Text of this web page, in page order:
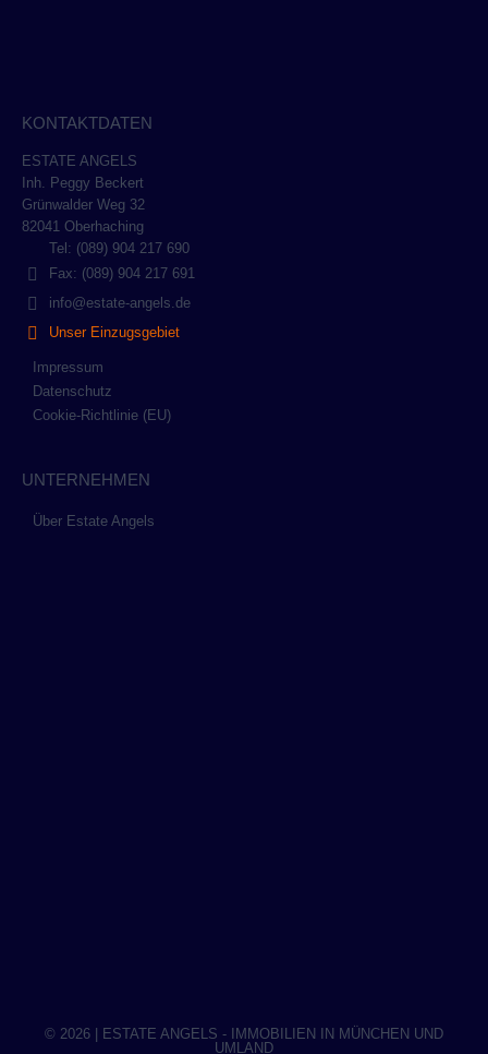
KONTAKTDATEN
ESTATE ANGELS
Inh. Peggy Beckert
Grünwalder Weg 32
82041 Oberhaching
Tel: (089) 904 217 690
Fax: (089) 904 217 691
info@estate-angels.de
Unser Einzugsgebiet
Impressum
Datenschutz
Cookie-Richtlinie (EU)
UNTERNEHMEN
Über Estate Angels
© 2026 | ESTATE ANGELS - IMMOBILIEN IN MÜNCHEN UND
UMLAND